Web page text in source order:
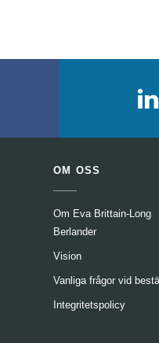
OM OSS
Om Eva Brittain-Long
Berlander
Vision
Vanliga frågor vid
Integritetspolicy